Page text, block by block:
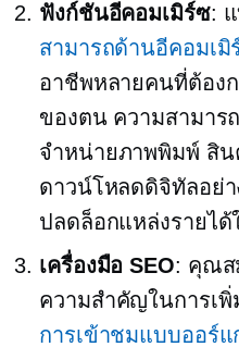
ฟังก์ชันอีคอมเมิร์ซ:
สามารถด้านอีคอมเมิ
อาชีพหลายคนที่ต้อง
ของตน ความสามาร
จำหน่ายภาพพิมพ์ สิน
ดาวน์โหลดดิจิทัลอย่
ปลดล็อกแหล่งรายได้
เครื่องมือ SEO: คุณส
ความสำคัญในการเพิ่
การเข้าชมแบบออร์